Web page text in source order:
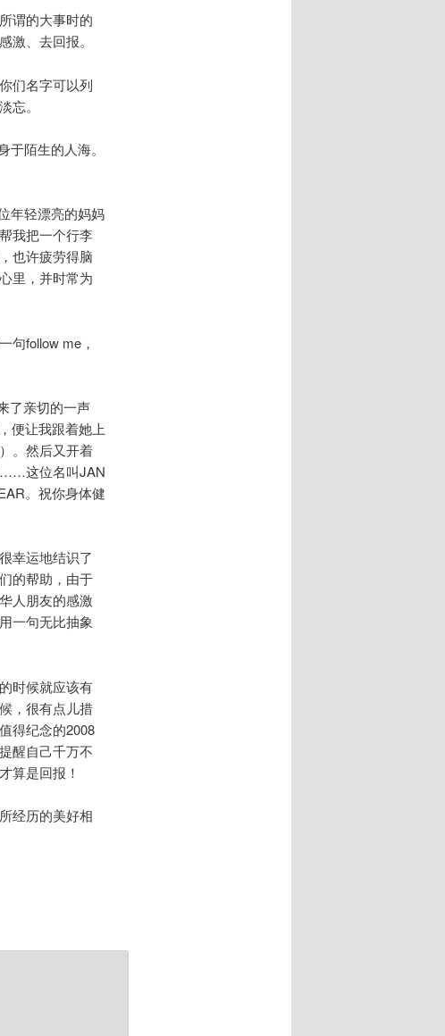
谓的大事时的
激、去回报。
们名字可以列
忘。
陌生的人海。
年轻漂亮的妈妈
我把一个行李
也许疲劳得脑
里，并时常为
句follow me，
了亲切的一声
便让我跟着她上
。然后又开着
……这位名叫JAN
。祝你身体健
幸运地结识了
的帮助，由于
人朋友的感激
一句无比抽象
时候就应该有
，很有点儿措
得纪念的2008
醒自己千万不
算是回报！
经历的美好相